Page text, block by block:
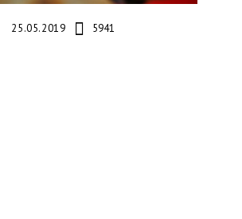
25.05.2019 5941